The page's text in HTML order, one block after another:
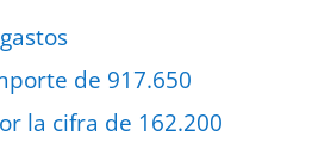
de 917.650
la cifra de 162.200